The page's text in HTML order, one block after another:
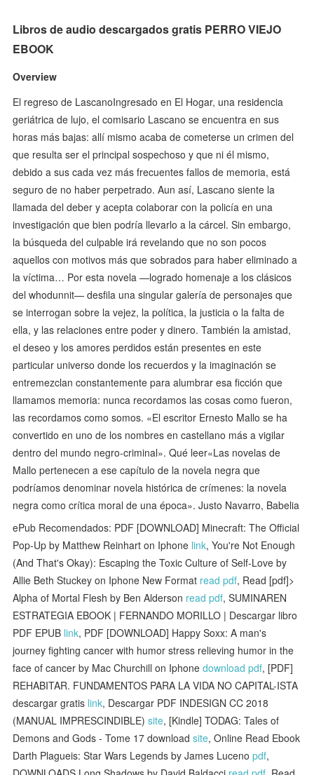
Libros de audio descargados gratis PERRO VIEJO
EBOOK
Overview
El regreso de LascanoIngresado en El Hogar, una residencia
geriátrica de lujo, el comisario Lascano se encuentra en sus
horas más bajas: allí mismo acaba de cometerse un crimen del
que resulta ser el principal sospechoso y que ni él mismo,
debido a sus cada vez más frecuentes fallos de memoria, está
seguro de no haber perpetrado. Aun así, Lascano siente la
llamada del deber y acepta colaborar con la policía en una
investigación que bien podría llevarlo a la cárcel. Sin embargo,
la búsqueda del culpable irá revelando que no son pocos
aquellos con motivos más que sobrados para haber eliminado a
la víctima… Por esta novela —logrado homenaje a los clásicos
del whodunnit— des­fila una singular galería de personajes que
se interrogan sobre la vejez, la política, la justicia o la falta de
ella, y las relaciones entre poder y dinero. También la amistad,
el deseo y los amores perdidos están presentes en este
particular universo donde los recuerdos y la imaginación se
entremezclan constantemente para alumbrar esa ficción que
llamamos memoria: nunca recordamos las cosas como fueron,
las recordamos como somos. «El escritor Ernesto Mallo se ha
convertido en uno de los nombres en castellano más a vigilar
dentro del mundo negro-criminal». Qué leer«Las novelas de
Mallo pertenecen a ese capítulo de la novela negra que
podríamos denominar novela histórica de crímenes: la novela
negra como crítica moral de una época». Justo Navarro, Babelia
ePub Recomendados: PDF [DOWNLOAD] Minecraft: The Official
Pop-Up by Matthew Reinhart on Iphone link, You're Not Enough
(And That's Okay): Escaping the Toxic Culture of Self-Love by
Allie Beth Stuckey on Iphone New Format read pdf, Read [pdf]>
Alpha of Mortal Flesh by Ben Alderson read pdf, SUMINAREN
ESTRATEGIA EBOOK | FERNANDO MORILLO | Descargar libro
PDF EPUB link, PDF [DOWNLOAD] Happy Soxx: A man's
journey fighting cancer with humor stress relieving humor in the
face of cancer by Mac Churchill on Iphonedownload pdf, [PDF]
REHABITAR. FUNDAMENTOS PARA LA VIDA NO CAPITAL-ISTA
descargar gratis link, Descargar PDF INDESIGN CC 2018
(MANUAL IMPRESCINDIBLE)site, [Kindle] TODAG: Tales of
Demons and Gods - Tome 17 downloadsite, Online Read Ebook
Darth Plagueis: Star Wars Legends by James Lucenopdf,